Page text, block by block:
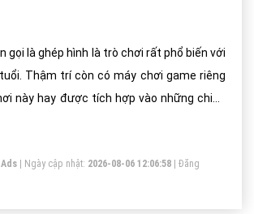
gọi là ghép hình là trò chơi rất phổ biến với
Thậm trí còn có máy chơi game riêng
này hay được tích hợp vào những chiếc
| Ngày cập nhật: 2026-08-06 12:06:58
Đăng